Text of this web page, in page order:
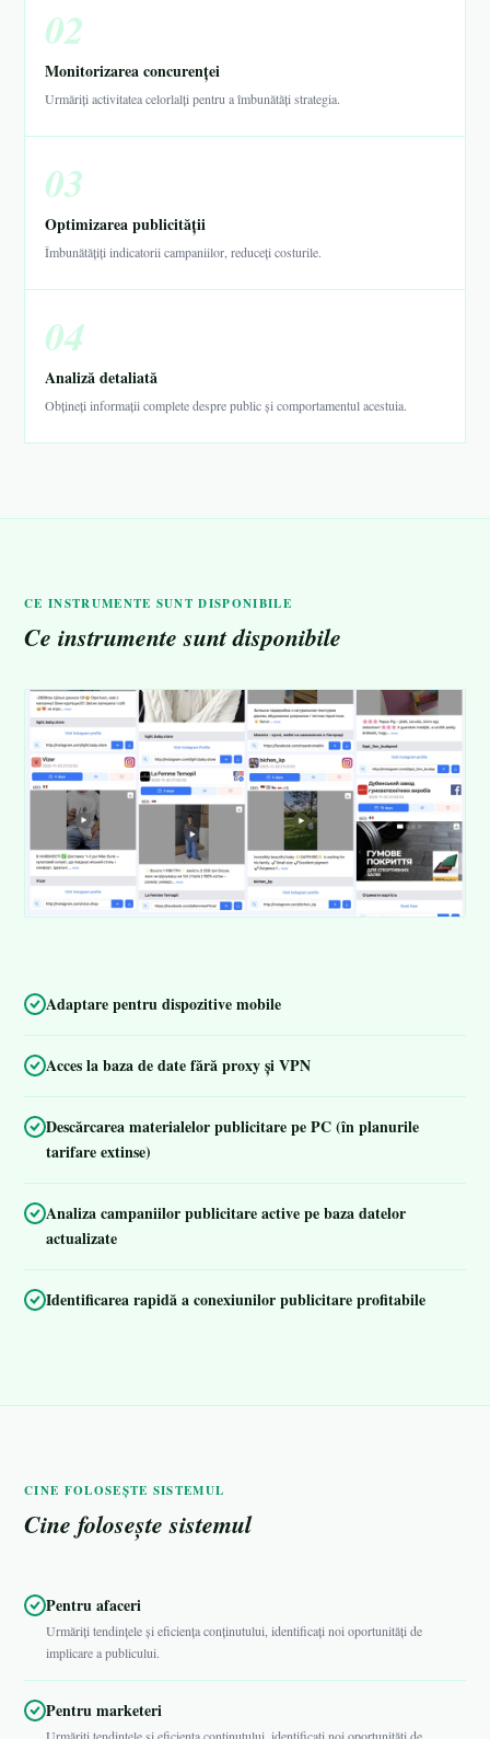
02
Monitorizarea concurenței
Urmăriți activitatea celorlalți pentru a îmbunătăți strategia.
03
Optimizarea publicității
Îmbunătățiți indicatorii campaniilor, reduceți costurile.
04
Analiză detaliată
Obțineți informații complete despre public și comportamentul acestuia.
CE INSTRUMENTE SUNT DISPONIBILE
Ce instrumente sunt disponibile
Adaptare pentru dispozitive mobile
Acces la baza de date fără proxy și VPN
Descărcarea materialelor publicitare pe PC (în planurile
tarifare extinse)
Analiza campaniilor publicitare active pe baza datelor
actualizate
Identificarea rapidă a conexiunilor publicitare profitabile
CINE FOLOSEȘTE SISTEMUL
Cine folosește sistemul
Pentru afaceri
Urmăriți tendințele și eficiența conținutului, identificați noi oportunități de
implicare a publicului.
Pentru marketeri
Urmăriți tendințele și eficiența conținutului, identificați noi oportunități de